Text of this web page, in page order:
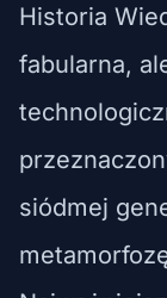
Historia
fabularna,
siódmej